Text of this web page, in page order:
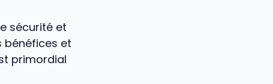
sécurité et
bénéfices et
primordial